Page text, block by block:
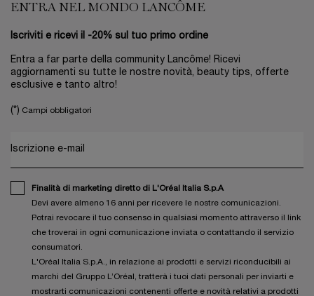
ENTRA NEL MONDO LANCÔME
Iscriviti e ricevi il -20% sul tuo primo ordine
Entra a far parte della community Lancôme! Ricevi
aggiornamenti su tutte le nostre novità, beauty tips, offerte
esclusive e tanto altro!
(*) Campi obbligatori
Iscrizione e-mail
Finalità di marketing diretto di L'Oréal Italia S.p.A
Devi avere almeno 16 anni per ricevere le nostre comunicazioni.
Potrai revocare il tuo consenso in qualsiasi momento attraverso il link
che troverai in ogni comunicazione inviata o contattando il servizio
consumatori.
L'Oréal Italia S.p.A., in relazione ai prodotti e servizi riconducibili ai
marchi del Gruppo L’Oréal, tratterà i tuoi dati personali per inviarti e
mostrarti comunicazioni contenenti offerte e novità relativi a prodotti